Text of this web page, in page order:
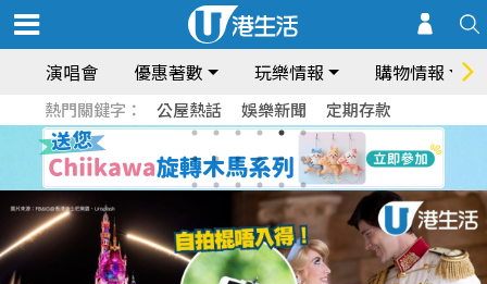
演唱會 優惠著數 玩樂情報 購物情報
熱門關鍵字： 公屋熱話 娛樂新聞 定期存款